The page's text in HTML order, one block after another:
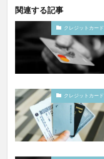
関連する記事
クレジットカード
クレジットカード